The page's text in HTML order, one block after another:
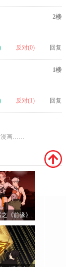
2楼
反对(0) 回复
1楼
反对(1) 回复
漫画……
《前缘》